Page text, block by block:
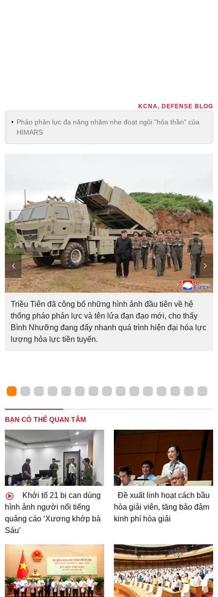
KCNA, DEFENSE BLOG
Pháo phản lực đa năng nhăm nhe đoạt ngôi "hỏa thần" của
HIMARS
Triều Tiên đã công bố những hình ảnh đầu tiên về hệ
thống pháo phản lực và tên lửa đạn đạo mới, cho thấy
Bình Nhưỡng đang đẩy nhanh quá trình hiện đại hóa lực
lượng hỏa lực tiền tuyến.
BẠN CÓ THỂ QUAN TÂM
Khởi tố 21 bị can dùng
hình ảnh người nổi tiếng
quảng cáo ‘Xương khớp bà
Sáu’
Đề xuất linh hoạt cách bầu
hòa giải viên, tăng bảo đảm
kinh phí hòa giải